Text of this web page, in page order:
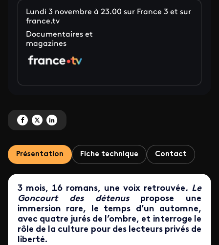
Lundi 3 novembre à 23.00 sur France 3 et sur
france.tv
Documentaires et
magazines
Partagez 'Le Goncourt des détenus' sur Facebook
Partagez 'Le Goncourt des détenus' sur X
Partagez 'Le Goncourt des détenus' sur LinkedIn
Présentation Fiche technique Contact
3 mois, 16 romans, une voix retrouvée. Le
Goncourt des détenuspropose une
immersion rare, le temps d’un automne,
avec quatre jurés de l’ombre, et interroge le
rôle de la culture pour des lecteurs privés de
liberté.